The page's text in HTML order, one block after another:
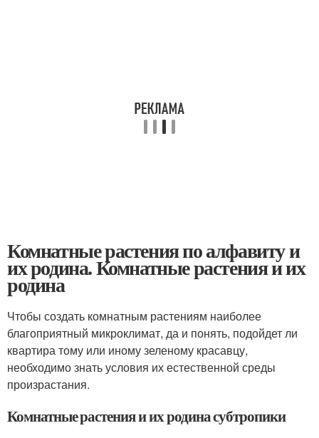
Комнатные растения по алфавиту и
их родина. Комнатные растения и их
родина
Чтобы создать комнатным растениям наиболее
благоприятный микроклимат, да и понять, подойдет ли
квартира тому или иному зеленому красавцу,
необходимо знать условия их естественной среды
произрастания.
Комнатные растения и их родина субтропики